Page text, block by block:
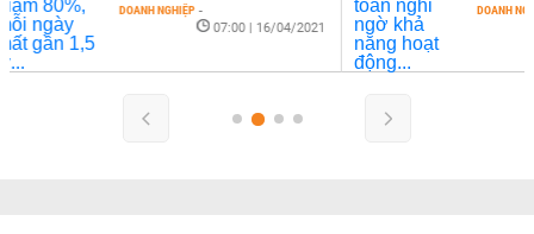
DOANH NGHIỆP
10:00 | 12/04/2021